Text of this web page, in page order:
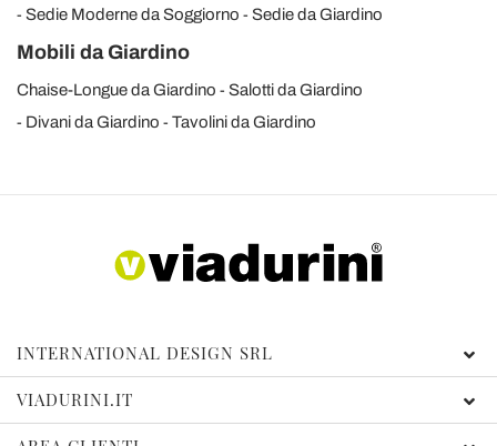
Sedie Moderne da Soggiorno
Sedie da Giardino
Mobili da Giardino
Chaise-Longue da Giardino
Salotti da Giardino
Divani da Giardino
Tavolini da Giardino
INTERNATIONAL DESIGN SRL
VIADURINI.IT